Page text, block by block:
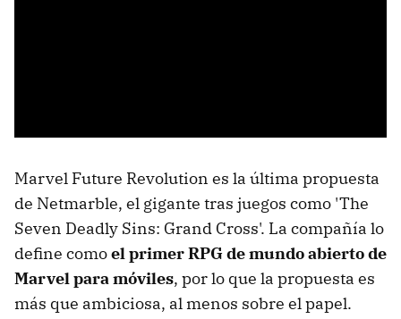
Marvel Future Revolution es la última propuesta
de Netmarble, el gigante tras juegos como 'The
Seven Deadly Sins: Grand Cross'. La compañía lo
define comoel primer RPG de mundo abierto de
Marvel para móviles, por lo que la propuesta es
más que ambiciosa, al menos sobre el papel.